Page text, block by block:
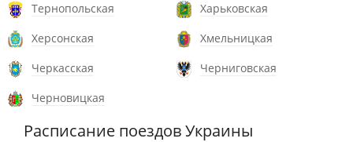
Тернопольская
Харьковская
Херсонская
Хмельницкая
Черкасская
Черниговская
Черновицкая
Расписание поездов Украины